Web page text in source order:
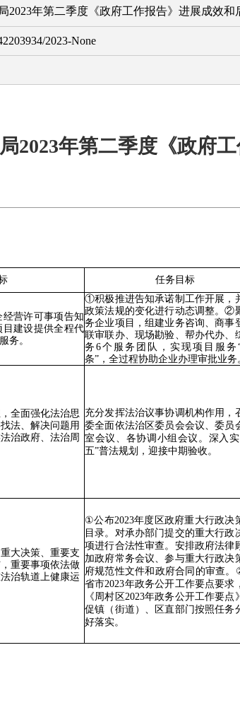
2023年第二季度《政府工作报告》进展成效和
2023-None
2023年第二季度《政府
任务目标
营许可事项告知
目建设提供全程代
服务。
①积极推进告知承诺制工作开展 ，
政策法规的变化进行动态调整。②
务企业项目，组建业务咨询、商事
联审联办、现场勘验、帮办代办、
务 6个服务团队，实现项目服务
条” ，全过程协助企业办理审批业务
全面强化法治思
法、解决问题用
治政府、法治周
充分发挥法治议事协调机构作用，
委全面依法治区委员会会议、委员
室会议、各协调小组会议。深入
五”普法规划，迎接中期验收。
大决策、重要支
重要事项依法做
治轨道上健康运
①公布2023年度区政府重大行政决
目录。 对承办部门提交的重大行政
项进行合法性审查。 安排政府法律
加政府常务会议、参与重大行政决
府规范性文件和政府合同的审查。
省市2023年政务公开工作要点要求
《周村区2023年政务公开工作要点
促镇（街道）、区直部门按照任务
好落实。